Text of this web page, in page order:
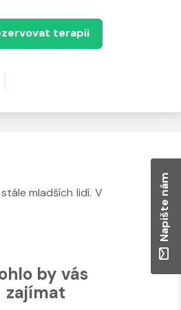
terapii
mladších lidí. V
by vás
zajímat
Napište nám